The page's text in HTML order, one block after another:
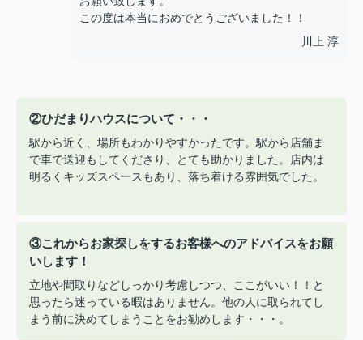
この度は本当におめでとうございました！！
川上 淳
②ひだまりハウスについて・・・
駅から近く、場所もわかりやすかったです。駅から店舗ま
で車で送迎もしてくださり、とても助かりました。店内は
明るくキッズスペースもあり、落ち着ける雰囲気でした。
③これからお家探しをするお客様へのアドバイスをお願
いします！
立地や間取りなどしっかり考慮しつつ、ここがいい！！と
思ったら迷っている暇はありません。他の人に取られてし
まう前に決めてしまうことをお勧めします・・・。